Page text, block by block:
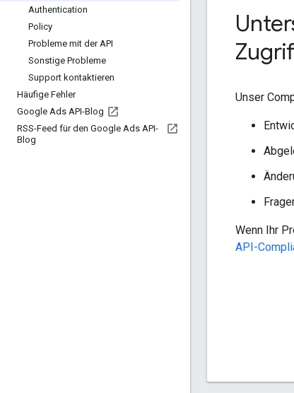
Authentication
Policy
Probleme mit der API
Sonstige Probleme
Support kontaktieren
Häufige Fehler
Google Ads API-Blog
RSS-Feed für den Google Ads API-
Blog
Unser
Wenn Ihr
API-